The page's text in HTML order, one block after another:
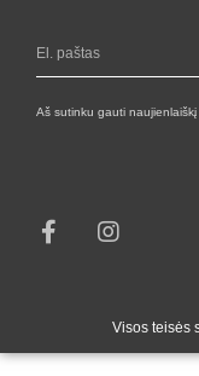
Aš sutinku gauti
Visos teisės